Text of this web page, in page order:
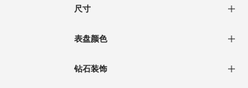
(4)
尺寸
少于30毫米 (2)
表盘颜色
黑色 (2)
钻石装饰